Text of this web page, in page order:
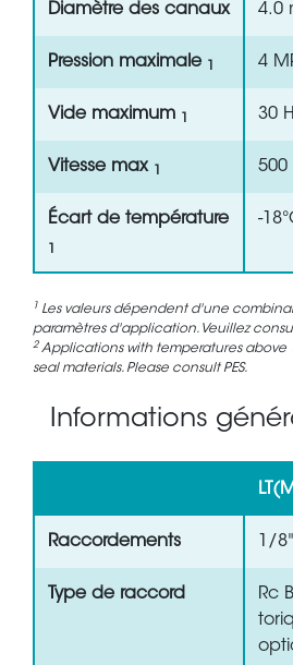
Diamètre des canaux 4.0
Pression maximale 4
Vide maximum 30
Vitesse max 500
Écart de température -
1 Les valeurs dépendent d'une
paramètres d'application. Veuillez
2 Applications with temperatures above
seal materials. Please consult PES.
Informations
Raccordements 1/
Type de raccord
Rc